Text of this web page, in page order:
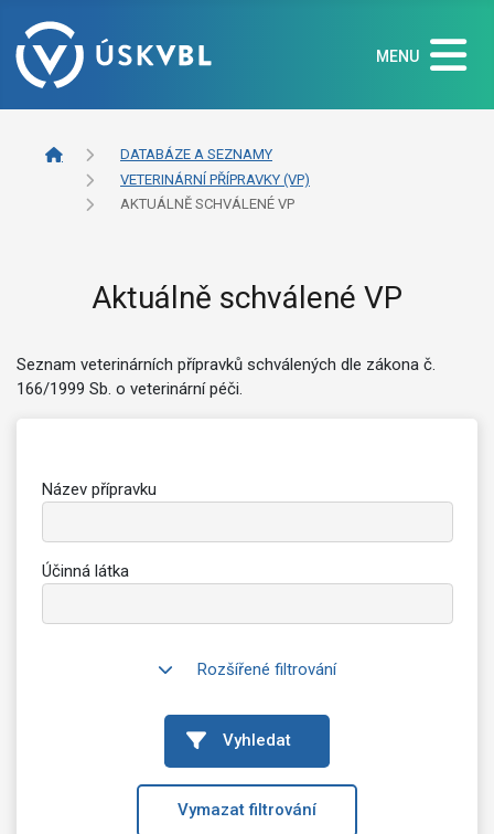
MENU
DATABÁZE A SEZNAMY
VETERINÁRNÍ PŘÍPRAVKY (VP)
AKTUÁLNĚ SCHVÁLENÉ VP
Aktuálně schválené VP
Seznam veterinárních přípravků schválených dle zákona č.
166/1999 Sb. o veterinární péči.
Název přípravku
Účinná látka
Rozšířené filtrování
Vyhledat
Vymazat filtrování